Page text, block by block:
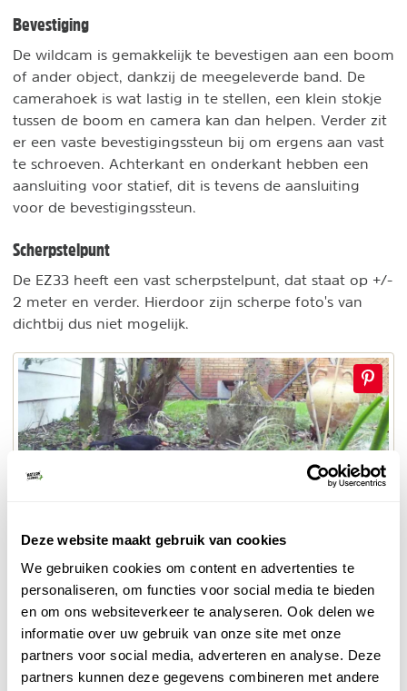
Deze website maakt gebruik van cookies
We gebruiken cookies om content en advertenties te
personaliseren, om functies voor social media te bieden
en om ons websiteverkeer te analyseren. Ook delen we
informatie over uw gebruik van onze site met onze
partners voor social media, adverteren en analyse. Deze
partners kunnen deze gegevens combineren met andere
Bevestiging
De wildcam is gemakkelijk te bevestigen aan een boom
of ander object, dankzij de meegeleverde band. De
camerahoek is wat lastig in te stellen, een klein stokje
tussen de boom en camera kan dan helpen. Verder zit
er een vaste bevestigingssteun bij om ergens aan vast
te schroeven. Achterkant en onderkant hebben een
aansluiting voor statief, dit is tevens de aansluiting
voor de bevestigingssteun.
Scherpstelpunt
De EZ33 heeft een vast scherpstelpunt, dat staat op +/-
2 meter en verder. Hierdoor zijn scherpe foto's van
dichtbij dus niet mogelijk.
© Naturescanner
Scherpte
Wifi